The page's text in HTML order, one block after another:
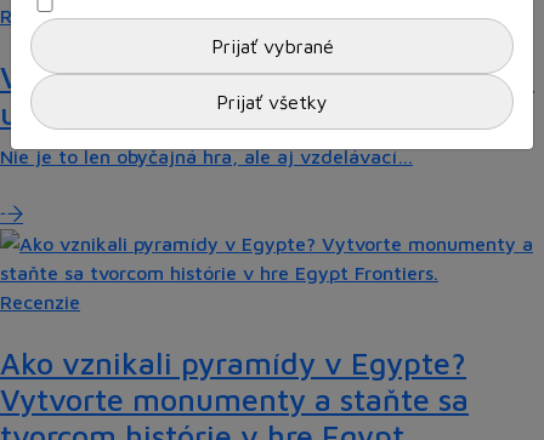
Recenzie
Valiant Hearts: Keď sa videohra stáva
učebnicou histórie
Nie je to len obyčajná hra, ale aj vzdelávací…
Recenzie
Ako vznikali pyramídy v Egypte?
Vytvorte monumenty a staňte sa